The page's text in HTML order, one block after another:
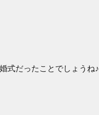
式だったことでしょうね♪